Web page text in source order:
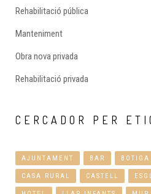
Rehabilitació pública
Manteniment
Obra nova privada
Rehabilitació privada
CERCADOR PER
AJUNTAMENT BAR BOTIGA
CASA RURAL CASTELL